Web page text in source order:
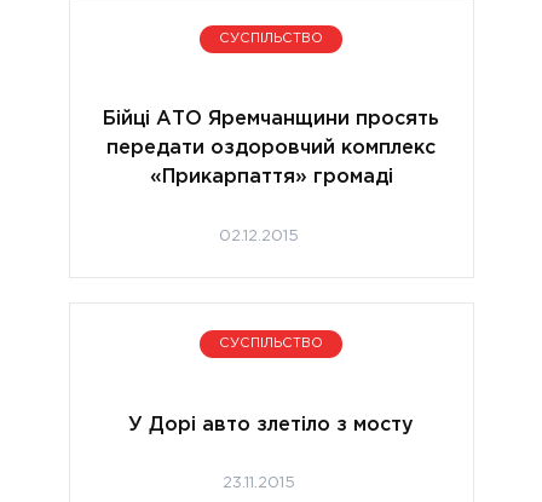
СУСПІЛЬСТВО
Бійці АТО Яремчанщини просять
передати оздоровчий комплекс
«Прикарпаття» громаді
02.12.2015
СУСПІЛЬСТВО
У Дорі авто злетіло з мосту
23.11.2015